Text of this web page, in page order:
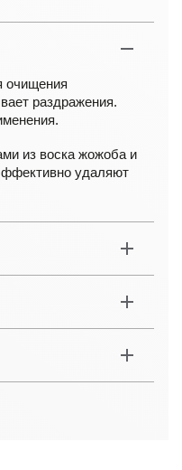
очищения
раздражения.
из воска жожоба и
удаляют